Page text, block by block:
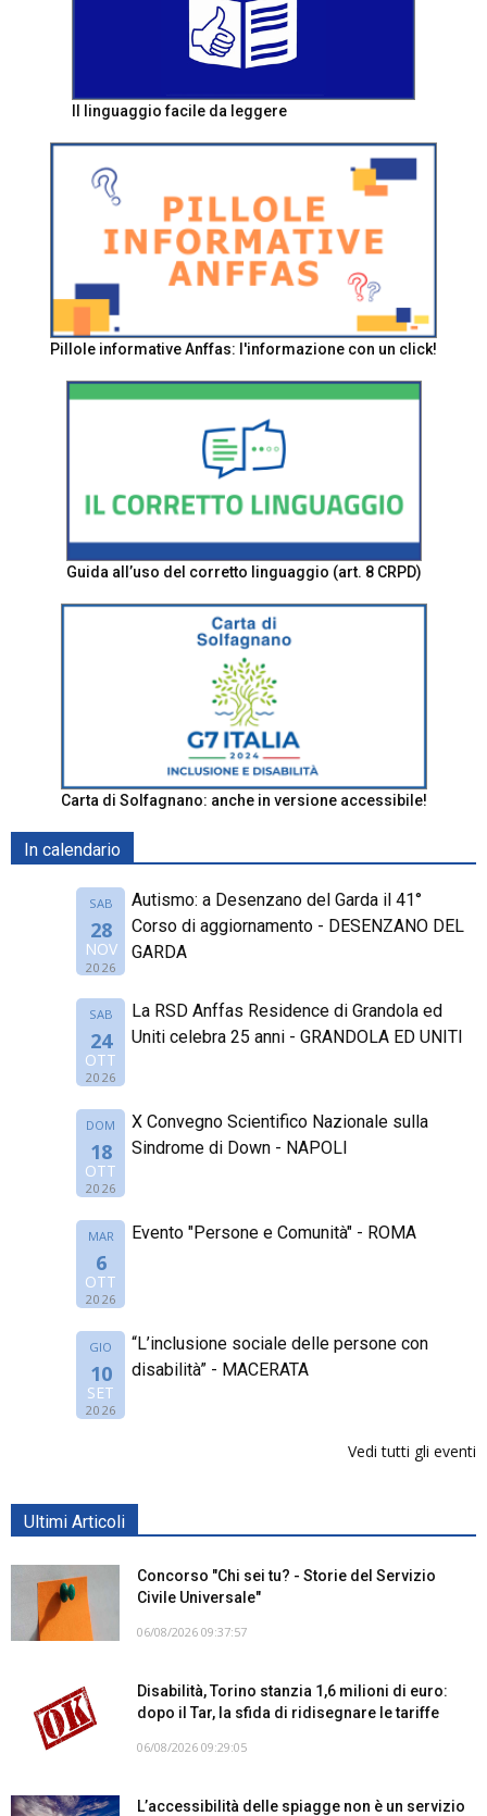
Il linguaggio facile da leggere
Pillole informative Anffas: l'informazione con un click!
Guida all’uso del corretto linguaggio (art. 8 CRPD)
Carta di Solfagnano: anche in versione accessibile!
In calendario
SAB
28
NOV
2026
Autismo: a Desenzano del Garda il 41°
Corso di aggiornamento - DESENZANO DEL
GARDA
SAB
24
OTT
2026
La RSD Anffas Residence di Grandola ed
Uniti celebra 25 anni - GRANDOLA ED UNITI
DOM
18
OTT
2026
X Convegno Scientifico Nazionale sulla
Sindrome di Down - NAPOLI
MAR
6
OTT
2026
Evento "Persone e Comunità" - ROMA
GIO
10
SET
2026
“L’inclusione sociale delle persone con
disabilità” - MACERATA
Vedi tutti gli eventi
Ultimi Articoli
Concorso "Chi sei tu? - Storie del Servizio
Civile Universale"
06/08/2026 09:37:57
Disabilità, Torino stanzia 1,6 milioni di euro:
dopo il Tar, la sfida di ridisegnare le tariffe
06/08/2026 09:29:05
L’accessibilità delle spiagge non è un servizio